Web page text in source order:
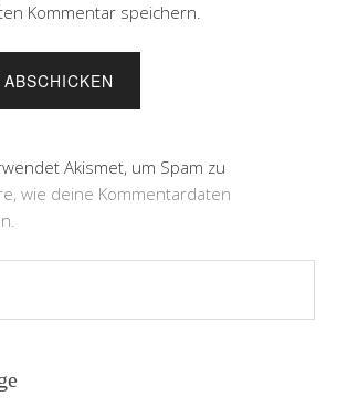
Kommentar speichern.
Akismet, um Spam zu
wie deine Kommentardaten